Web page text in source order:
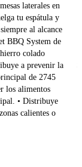
laterales en
tu espátula y
al alcance
BBQ System de
colado
a prevenir la
de 2745
los alimentos
• Distribuye
calientes o